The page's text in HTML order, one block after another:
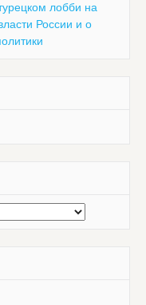
лобби на
России и о